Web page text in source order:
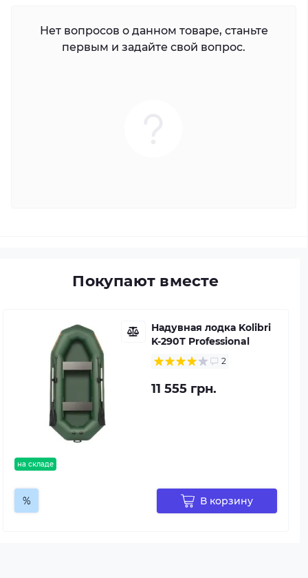
Нет вопросов о данном товаре, станьте
первым и задайте свой вопрос.
Покупают вместе
на складе
Надувная лодка Kolibri
K-290Т Professional
2
11 555 грн.
В корзину
%